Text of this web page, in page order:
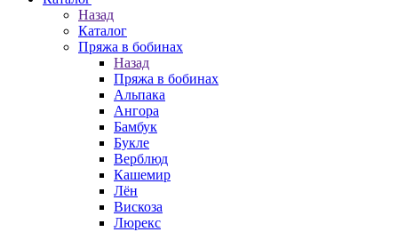
Назад
Каталог
Пряжа в бобинах
Назад
Пряжа в бобинах
Альпака
Ангора
Бамбук
Букле
Верблюд
Кашемир
Лён
Вискоза
Люрекс